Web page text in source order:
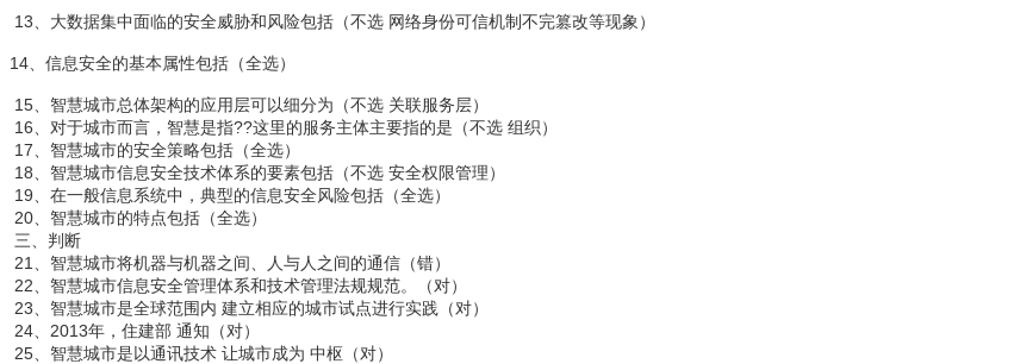
13、大数据集中面临的安全威胁和风险包括（不选 网络身份可信机制不完篡改等现象）
14、信息安全的基本属性包括（全选）
15、智慧城市总体架构的应用层可以细分为（不选 关联服务层）
16、对于城市而言，智慧是指??这里的服务主体主要指的是（不选 组织）
17、智慧城市的安全策略包括（全选）
18、智慧城市信息安全技术体系的要素包括（不选 安全权限管理）
19、在一般信息系统中，典型的信息安全风险包括（全选）
20、智慧城市的特点包括（全选）
三、判断
21、智慧城市将机器与机器之间、人与人之间的通信（错）
22、智慧城市信息安全管理体系和技术管理法规规范。（对）
23、智慧城市是全球范围内 建立相应的城市试点进行实践（对）
24、2013年，住建部 通知（对）
25、智慧城市是以通讯技术 让城市成为 中枢（对）